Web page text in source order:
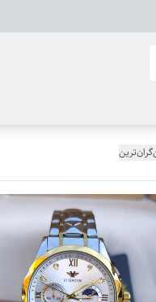
گران‌ترین